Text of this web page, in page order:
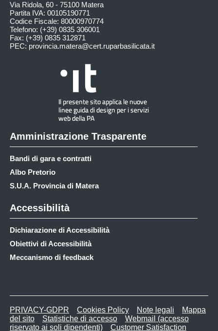
Via Ridola, 60 - 75100 Matera
Partita IVA: 00105190771
Codice Fiscale: 80000970774
Telefono: (+39) 0835 306001
Fax: (+39) 0835 312871
PEC: provincia.matera@cert.ruparbasilicata.it
Amministrazione Trasparente
Bandi di gara e contratti
Albo Pretorio
S.U.A. Provincia di Matera
Accessibilità
Dichiarazione di Accessibilità
Obiettivi di Accessibilità
Meccanismo di feedback
PRIVACY-GDPR Cookies Policy Note legali
Mappa
del sito
Statistiche di accesso
Webmail (accesso
riservato ai soli dipendenti)
Customer Satisfaction